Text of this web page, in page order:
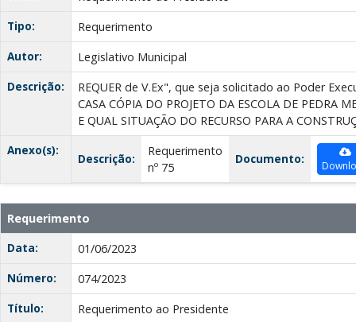
Tipo:
Requerimento
Autor:
Legislativo Municipal
Descrição:
REQUER de V.Ex", que seja solicitado ao Poder
CASA CÓPIA DO PROJETO DA ESCOLA DE PEDRA
E QUAL SITUAÇÃO DO RECURSO PARA A
Anexo(s):
Descrição:
Requerimento
nº 75
Documento:
Requerimento
Data:
01/06/2023
Número:
074/2023
Título:
Requerimento ao Presidente